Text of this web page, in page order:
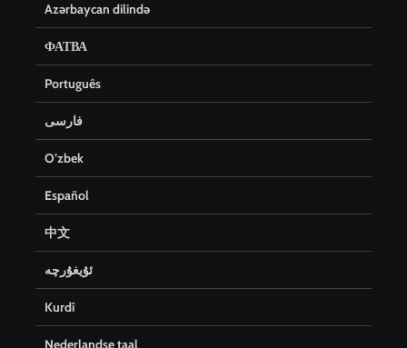
Azərbaycan dilində
ФАТВА
Português
فارسی
O’zbek
Español
中文
ئۇيغۇرچە
Kurdî
Nederlandse taal